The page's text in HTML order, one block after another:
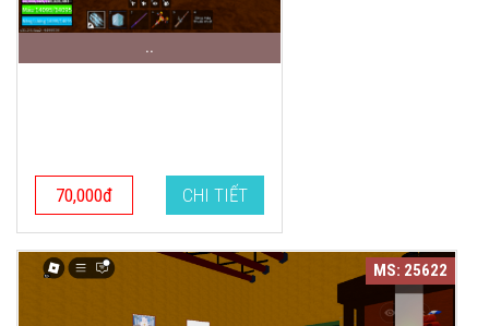
..
70,000đ CHI TIẾT
MS: 25622